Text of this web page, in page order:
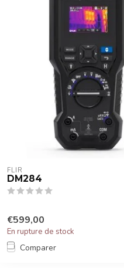
FLIR
DM284
€599,00
En rupture de stock
Comparer